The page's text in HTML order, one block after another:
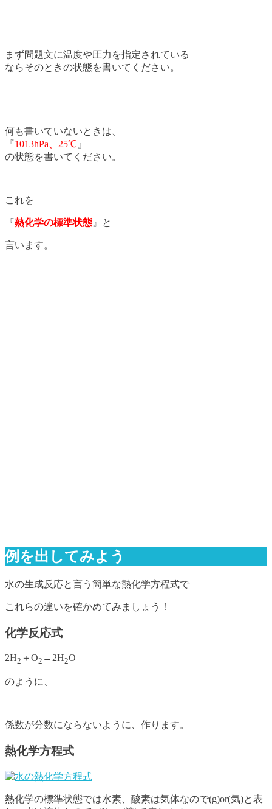
まず問題文に温度や圧力を指定されている
ならそのときの状態を書いてください。
何も書いていないときは、
『1013hPa、25℃ 』
の状態を書いてください。
これを
『熱化学の標準状態 』と
言います。
例を出してみよう
水の生成反応と言う簡単な熱化学方程式で
これらの違いを確かめてみましょう！
化学反応式
2H2 ＋O2 →2H2O
のように、
係数が分数にならないように、作ります。
熱化学方程式
熱化学の標準状態では水素、酸素は気体なので(g)or(気)と表